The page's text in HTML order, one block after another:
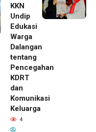
KKN
Undip
Edukasi
Warga
Dalangan
tentang
Pencegahan
KDRT
dan
Komunikasi
Keluarga
4